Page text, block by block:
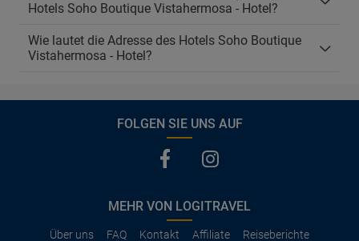
Hotels Soho Boutique Vistahermosa - Hotel?
Wie lautet die Adresse des Hotels Soho Boutique
Vistahermosa - Hotel?
FOLGEN SIE UNS AUF
MEHR VON LOGITRAVEL
Über uns FAQ Kontakt Affiliate Reiseberichte